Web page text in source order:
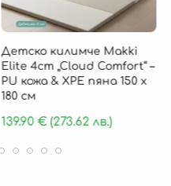
Детско килимче Makki
Elite 4cm „Cloud Comfort“ –
PU кожа & XPE пяна 150 х
180 см
139.90€(273.62 лв.)